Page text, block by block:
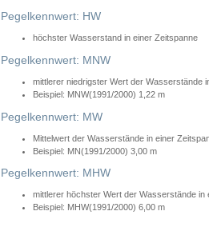
Pegelkennwert: HW
höchster Wasserstand in einer Zeitspanne
Pegelkennwert: MNW
mittlerer niedrigster Wert der Wasserstände
Beispiel: MNW(1991/2000) 1,22 m
Pegelkennwert: MW
Mittelwert der Wasserstände in einer
Beispiel: MN(1991/2000) 3,00 m
Pegelkennwert: MHW
mittlerer höchster Wert der Wasserstände in
Beispiel: MHW(1991/2000) 6,00 m